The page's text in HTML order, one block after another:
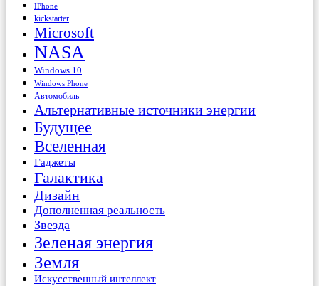
IPhone
kickstarter
Microsoft
NASA
Windows 10
Windows Phone
Автомобиль
Альтернативные источники энергии
Будущее
Вселенная
Гаджеты
Галактика
Дизайн
Дополненная реальность
Звезда
Зеленая энергия
Земля
Искусственный интеллект